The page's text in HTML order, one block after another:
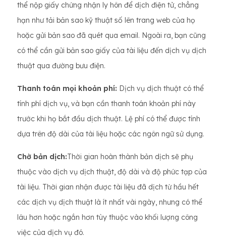
thể nộp giấy chứng nhận ly hôn để dịch điện tử, chẳng
hạn như tải bản sao kỹ thuật số lên trang web của họ
hoặc gửi bản sao đã quét qua email. Ngoài ra, bạn cũng
có thể cần gửi bản sao giấy của tài liệu đến dịch vụ dịch
thuật qua đường bưu điện.
Thanh toán mọi khoản phí: Dịch vụ dịch thuật có thể
tính phí dịch vụ, và bạn cần thanh toán khoản phí này
trước khi họ bắt đầu dịch thuật. Lệ phí có thể được tính
dựa trên độ dài của tài liệu hoặc các ngôn ngữ sử dụng.
Chờ bản dịch:Thời gian hoàn thành bản dịch sẽ phụ
thuộc vào dịch vụ dịch thuật, độ dài và độ phức tạp của
tài liệu. Thời gian nhận được tài liệu đã dịch từ hầu hết
các dịch vụ dịch thuật là ít nhất vài ngày, nhưng có thể
lâu hơn hoặc ngắn hơn tùy thuộc vào khối lượng công
việc của dịch vụ đó.